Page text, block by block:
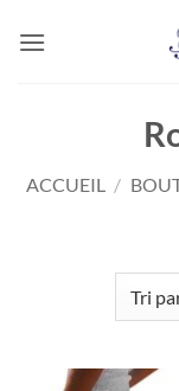
ACCUEIL /